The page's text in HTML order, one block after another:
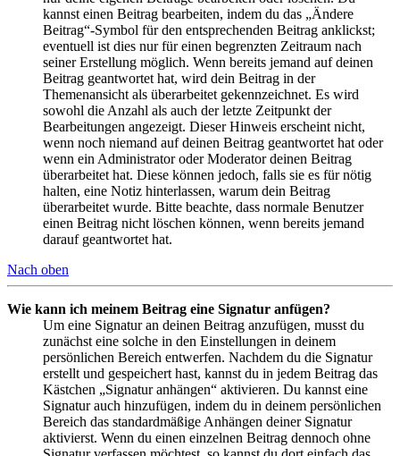
kannst einen Beitrag bearbeiten, indem du das „Ändere
Beitrag“-Symbol für den entsprechenden Beitrag anklickst;
eventuell ist dies nur für einen begrenzten Zeitraum nach
seiner Erstellung möglich. Wenn bereits jemand auf deinen
Beitrag geantwortet hat, wird dein Beitrag in der
Themenansicht als überarbeitet gekennzeichnet. Es wird
sowohl die Anzahl als auch der letzte Zeitpunkt der
Bearbeitungen angezeigt. Dieser Hinweis erscheint nicht,
wenn noch niemand auf deinen Beitrag geantwortet hat oder
wenn ein Administrator oder Moderator deinen Beitrag
überarbeitet hat. Diese können jedoch, falls sie es für nötig
halten, eine Notiz hinterlassen, warum dein Beitrag
überarbeitet wurde. Bitte beachte, dass normale Benutzer
einen Beitrag nicht löschen können, wenn bereits jemand
darauf geantwortet hat.
Nach oben
Wie kann ich meinem Beitrag eine Signatur anfügen?
Um eine Signatur an deinen Beitrag anzufügen, musst du
zunächst eine solche in den Einstellungen in deinem
persönlichen Bereich entwerfen. Nachdem du die Signatur
erstellt und gespeichert hast, kannst du in jedem Beitrag das
Kästchen „Signatur anhängen“ aktivieren. Du kannst eine
Signatur auch hinzufügen, indem du in deinem persönlichen
Bereich das standardmäßige Anhängen deiner Signatur
aktivierst. Wenn du einen einzelnen Beitrag dennoch ohne